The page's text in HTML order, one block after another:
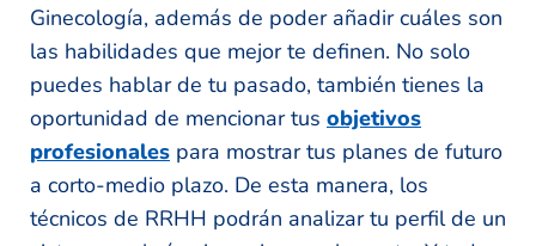
Ginecología, además de poder añadir cuáles son
las habilidades que mejor te definen. No solo
puedes hablar de tu pasado, también tienes la
oportunidad de mencionar tus objetivos
profesionales para mostrar tus planes de futuro
a corto-medio plazo. De esta manera, los
técnicos de RRHH podrán analizar tu perfil de un